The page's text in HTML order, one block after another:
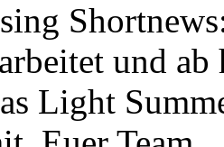
und ab
Light